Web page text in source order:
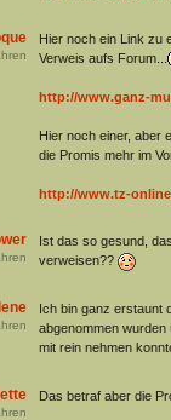
Hier noch ein Link zu
Verweis aufs Forum...
http://www.ganz-
Hier noch einer, aber
die Promis mehr im
http://www.tz-
Ist das so gesund,
verweisen??
Ich bin ganz erstaunt
abgenommen wurden
mit rein nehmen
Das betraf aber die